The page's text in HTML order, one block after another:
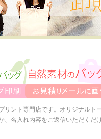
リント専門店です。オリジナルト
名入れ内容をご返信いただくだ